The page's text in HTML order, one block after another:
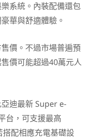
系統。內裝配備還包
華與舒適體驗。
價。不過市場普遍預
價可能超過40萬元人
迪最新 Super e-
台，可支援最高
配相應充電基礎設